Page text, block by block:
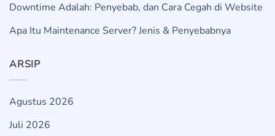
Downtime Adalah: Penyebab, dan Cara Cegah di Website
Apa Itu Maintenance Server? Jenis & Penyebabnya
ARSIP
Agustus 2026
Juli 2026